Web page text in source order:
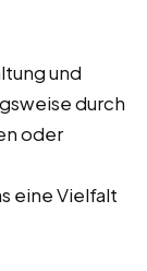
und
durch
oder
eine Vielfalt